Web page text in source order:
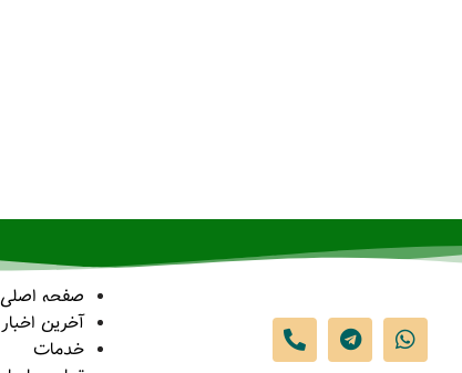
صفحه اصلی
آخرین اخبار
خدمات